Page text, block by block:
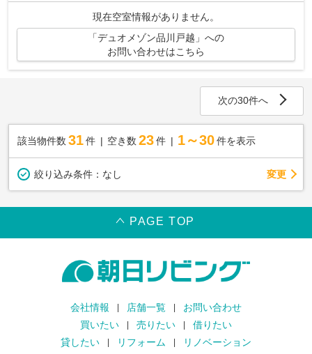
現在空室情報がありません。
「デュオメゾン品川戸越」への
お問い合わせはこちら
次の30件へ
該当物件数 31件 空き数 23 件 1～30 件を表示
絞り込み条件： なし 変更
PAGE TOP
会社情報 店舗一覧
お問い合わせ
買いたい
売りたい
借りたい
貸したい
リフォーム
リノベーション